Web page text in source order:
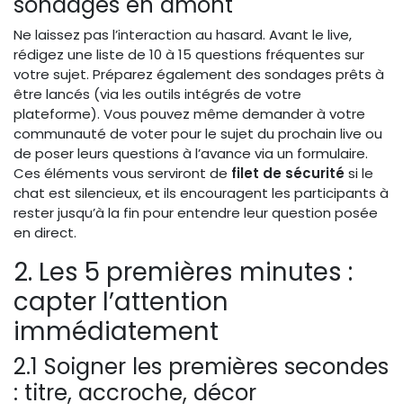
Ne laissez pas l’interaction au hasard. Avant le live,
rédigez une liste de 10 à 15 questions fréquentes sur
votre sujet. Préparez également des sondages prêts à
être lancés (via les outils intégrés de votre
plateforme). Vous pouvez même demander à votre
communauté de voter pour le sujet du prochain live ou
de poser leurs questions à l’avance via un formulaire.
Ces éléments vous serviront de filet de sécuritési le
chat est silencieux, et ils encouragent les participants à
rester jusqu’à la fin pour entendre leur question posée
en direct.
2. Les 5 premières minutes :
capter l’attention
immédiatement
2.1 Soigner les premières secondes
: titre, accroche, décor